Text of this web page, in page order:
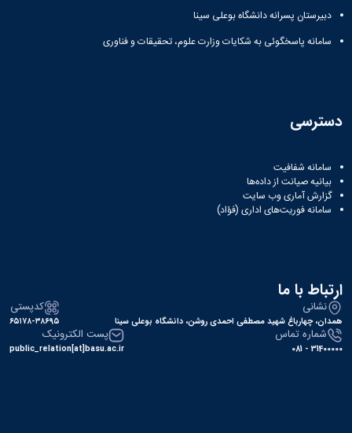
های
پژوهشی
سال
معاونت
پژوهش
فناوری
نشریه
مطالعات
فرهنگی
علمی
معتبر
دبیرستان پسرانه دانشگاه بوعلی سینا
سامانه پاسخگوئی به شکایات وزارت علوم، تحقیقات و فناوری
دسترسی
سامانه شفافیت
بیانیه صیانت از داده‌ها
گزارش آماری وب‌ سایت
سامانه فوریت‌های اداری (فؤاد)
ارتباط با ما
نشانی
همدان، چهارباغ شهید مصطفی احمدی روشن، دانشگاه بوعلی سینا
کدپستی
۶۵۱۷۸-۳۸۶۹۵
شماره تماس
31400000 - 081
پست الکترونیک
public_relation[at]basu.ac.ir